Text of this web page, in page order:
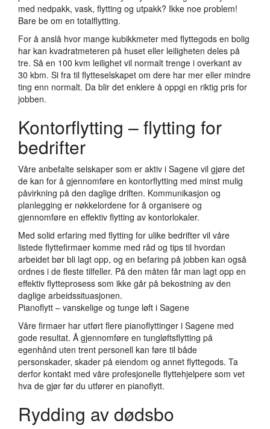
med nedpakk, vask, flytting og utpakk? Ikke noe problem!
Bare be om en totalflytting.
For å anslå hvor mange kubikkmeter med flyttegods en bolig
har kan kvadratmeteren på huset eller leiligheten deles på
tre. Så en 100 kvm leilighet vil normalt trenge i overkant av
30 kbm. Si fra til flytteselskapet om dere har mer eller mindre
ting enn normalt. Da blir det enklere å oppgi en riktig pris for
jobben.
Kontorflytting – flytting for
bedrifter
Våre anbefalte selskaper som er aktiv i Sagene vil gjøre det
de kan for å gjennomføre en kontorflytting med minst mulig
påvirkning på den daglige driften. Kommunikasjon og
planlegging er nøkkelordene for å organisere og
gjennomføre en effektiv flytting av kontorlokaler.
Med solid erfaring med flytting for ulike bedrifter vil våre
listede flyttefirmaer komme med råd og tips til hvordan
arbeidet bør bli lagt opp, og en befaring på jobben kan også
ordnes i de fleste tilfeller. På den måten får man lagt opp en
effektiv flytteprosess som ikke går på bekostning av den
daglige arbeidssituasjonen.
Pianoflytt – vanskelige og tunge løft i Sagene
Våre firmaer har utført flere pianoflyttinger i Sagene med
gode resultat. Å gjennomføre en tungløftsflytting på
egenhånd uten trent personell kan føre til både
personskader, skader på eiendom og annet flyttegods. Ta
derfor kontakt med våre profesjonelle flyttehjelpere som vet
hva de gjør før du utfører en pianoflytt.
Rydding av dødsbo